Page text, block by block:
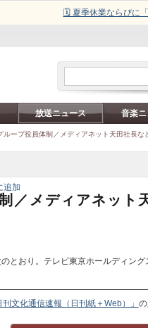
🗓️ 夏季休業ならびに
放送ニュース 音楽
ループ役員体制／メディアネット天田社長な
／メディアネット
とおり。テレビ東京ホールディン
刊文化通信速報（日刊紙＋Web）」